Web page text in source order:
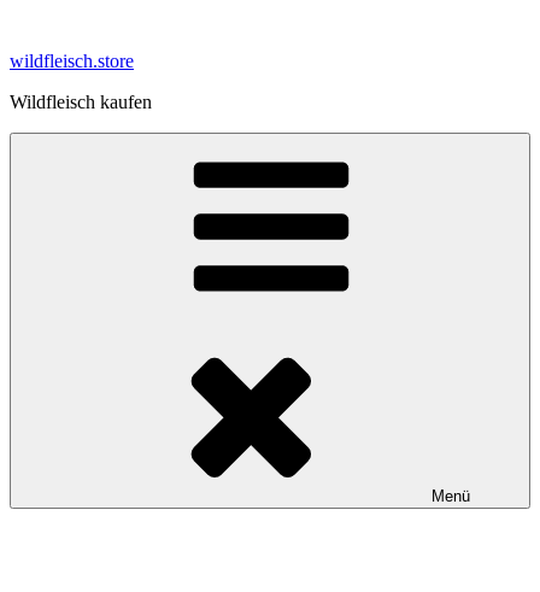
springen
wildfleisch.store
Wildfleisch kaufen
Menü